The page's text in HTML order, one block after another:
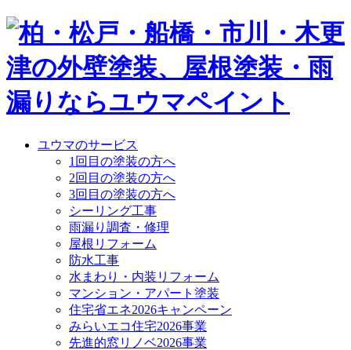
ユウマのサービス
1回目の塗装の方へ
2回目の塗装の方へ
3回目の塗装の方へ
シーリング工事
雨漏り調査・修理
屋根リフォーム
防水工事
水まわり・内装リフォーム
マンション・アパート塗装
住宅省エネ2026キャンペーン
みらいエコ住宅2026事業
先進的窓リノベ2026事業